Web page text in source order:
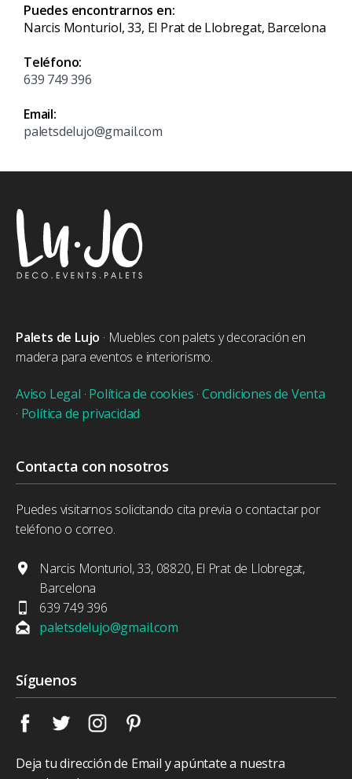
Puedes encontrarnos en:
Narcis Monturiol, 33, El Prat de Llobregat, Barcelona
Teléfono:
639 749 396
Email:
paletsdelujo@gmail.com
Palets de Lujo · Muebles con palets y decoración en
madera para eventos e interiorismo.
Aviso Legal · Política de cookies · Condiciones de Venta
· Política de privacidad
Contacta con nosotros
Puedes visitarnos solicitando cita previa o contactar por
teléfono o correo.
Narcis Monturiol, 33, 08820, El Prat de Llobregat,
Barcelona
639 749 396
paletsdelujo@gmail.com
Síguenos
Deja tu dirección de Email y apúntate a nuestra